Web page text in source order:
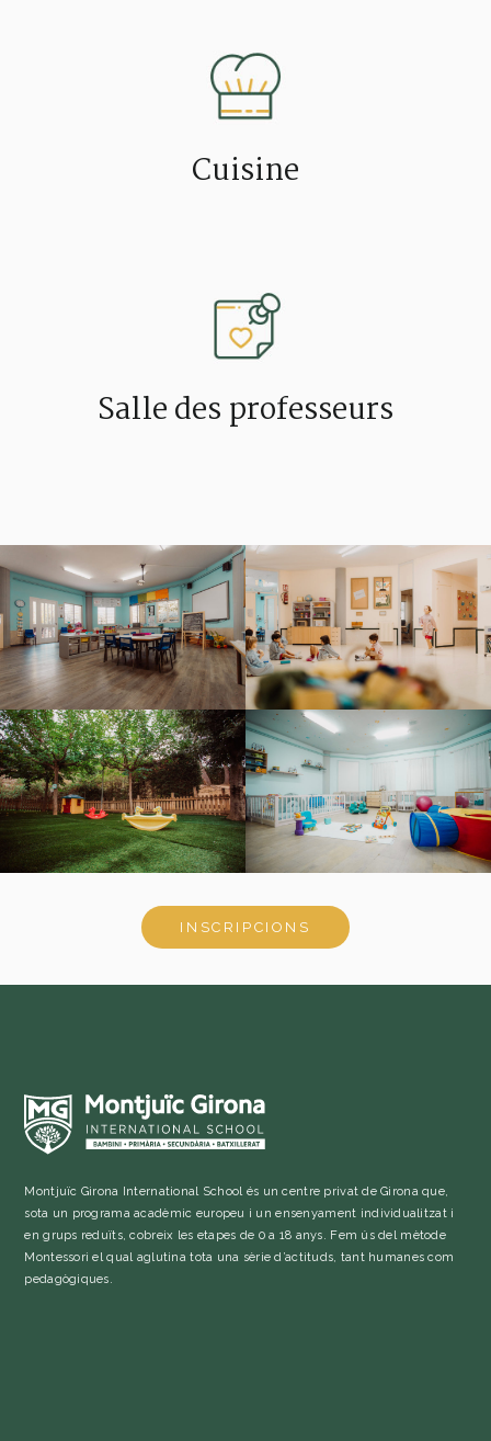
Cuisine
Salle des professeurs
INSCRIPCIONS
Montjuïc Girona International School és un centre privat de Girona que,
sota un programa acadèmic europeu i un ensenyament individualitzat i
en grups reduïts, cobreix les etapes de 0 a 18 anys. Fem ús del mètode
Montessori el qual aglutina tota una sèrie d’actituds, tant humanes com
pedagògiques.